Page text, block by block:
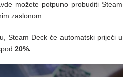
možete potpuno probuditi Steam
zaslonom.
Steam Deck će automatski prijeći u
20%.